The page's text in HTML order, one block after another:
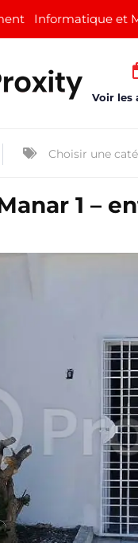
Informatique et
Voir les
1 –